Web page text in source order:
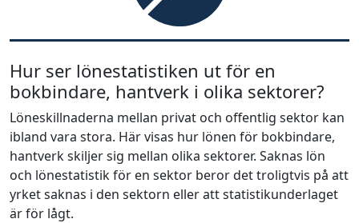
Hur ser lönestatistiken ut för en
bokbindare, hantverk i olika sektorer?
Löneskillnaderna mellan privat och offentlig sektor kan
ibland vara stora. Här visas hur lönen för bokbindare,
hantverk skiljer sig mellan olika sektorer. Saknas lön
och lönestatistik för en sektor beror det troligtvis på att
yrket saknas i den sektorn eller att statistikunderlaget
är för lågt.